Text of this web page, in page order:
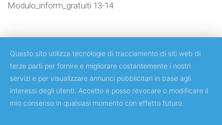
Modulo_inform_gratuiti 13-14
Copyright © 2018 Università degli Studi di Roma Tor Vergata
Questo sito utilizza tecnologie di tracciamento di siti web di
terze parti per fornire e migliorare costantemente i nostri
servizi e per visualizzare annunci pubblicitari in base agli
interessi degli utenti. Accetto e posso revocare o modificare il
mio consenso in qualsiasi momento con effetto futuro.